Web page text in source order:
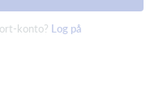
konto? Log på